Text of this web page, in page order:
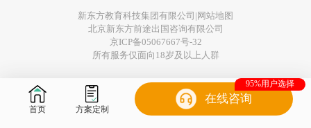
新东方教育科技集团有限公司| 网站地图
北京新东方前途出国咨询有限公司
京ICP备05067667号-32
所有服务仅面向18岁及以上人群
首页 方案定制
在线咨询
95%用户选择